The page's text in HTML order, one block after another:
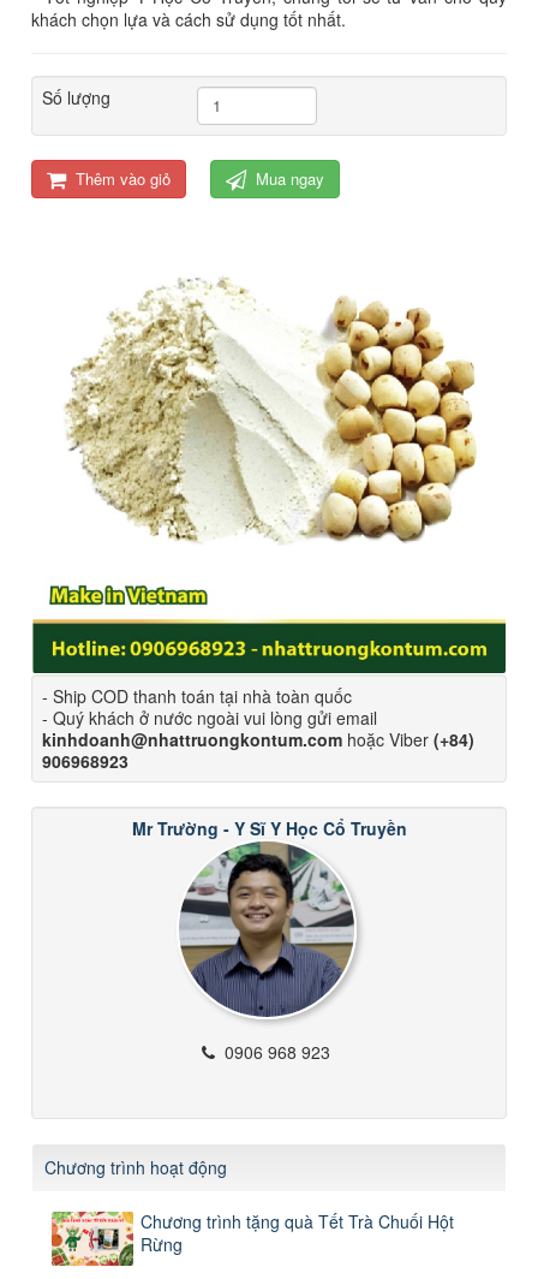
khách chọn lựa và cách sử dụng tốt nhất.
Số lượng
Thêm vào giỏ Mua ngay
- Ship COD thanh toán tại nhà toàn quốc
- Quý khách ở nước ngoài vui lòng gửi email
kinhdoanh@nhattruongkontum.com hoặc Viber (+84)
906968923
Mr Trường - Y Sĩ Y Học Cổ Truyền
0906 968 923
Chương trình hoạt động
Chương trình tặng quà Tết Trà Chuối Hột
Rừng